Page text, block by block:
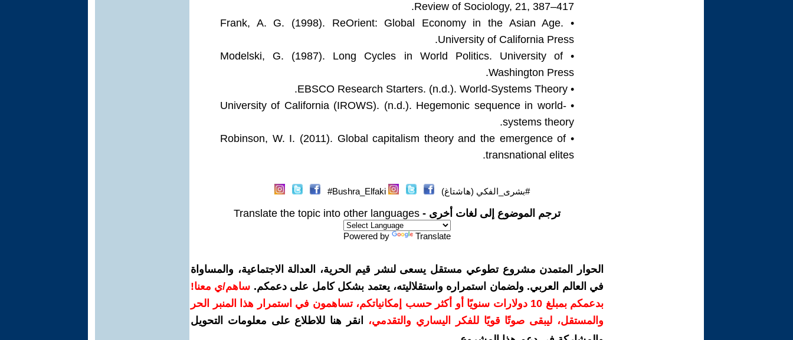
Review of Sociology, 21, 387–417.
• Frank, A. G. (1998). ReOrient: Global Economy in the Asian Age.
University of California Press.
• Modelski, G. (1987). Long Cycles in World Politics. University of
Washington Press.
• EBSCO Research Starters. (n.d.). World-Systems Theory.
• University of California (IROWS). (n.d.). Hegemonic sequence in world-
systems theory.
• Robinson, W. I. (2011). Global capitalism theory and the emergence of
transnational elites.
#بشرى_الفكي (هاشتاغ) Bushra_Elfaki#
ترجم الموضوع إلى لغات أخرى - Translate the topic into other languages
Powered by Translate
الحوار المتمدن مشروع تطوعي مستقل يسعى لنشر قيم الحرية، العدالة الاجتماعية، والمساواة
في العالم العربي. ولضمان استمراره واستقلاليته، يعتمد بشكل كامل على دعمكم. ساهم/ي معنا!
بدعمكم بمبلغ 10 دولارات سنويًا أو أكثر حسب إمكانياتكم، تساهمون في استمرار هذا المنبر الحر
والمستقل، ليبقى صوتًا قويًا للفكر اليساري والتقدمي،
انقر هنا للاطلاع على معلومات التحويل